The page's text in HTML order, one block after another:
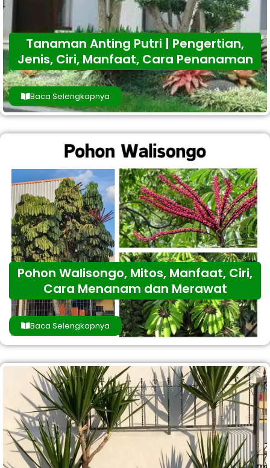
Tanaman Anting Putri | Pengertian,
Jenis, Ciri, Manfaat, Cara Penanaman
Baca Selengkapnya
Pohon Walisongo, Mitos, Manfaat, Ciri,
Cara Menanam dan Merawat
Baca Selengkapnya